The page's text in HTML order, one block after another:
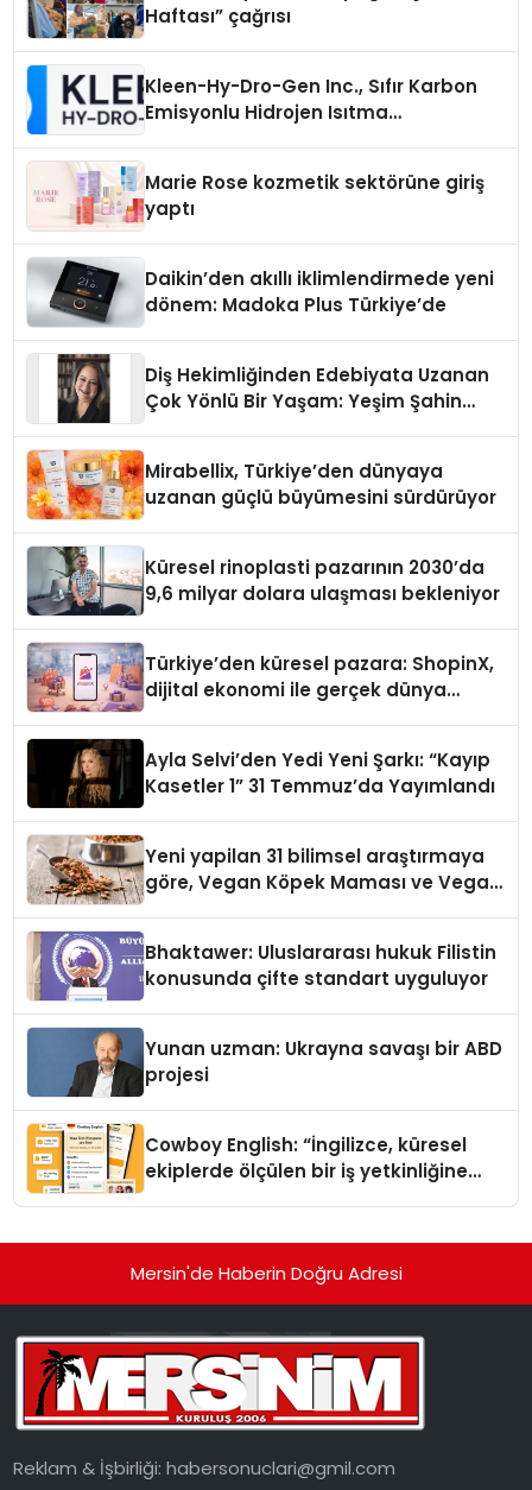
Haftası” çağrısı
Kleen-Hy-Dro-Gen Inc., Sıfır Karbon
Emisyonlu Hidrojen Isıtma
Marie Rose kozmetik sektörüne giriş
yaptı
Daikin’den akıllı iklimlendirmede yeni
dönem: Madoka Plus Türkiye’de
Diş Hekimliğinden Edebiyata Uzanan
Çok Yönlü Bir Yaşam: Yeşim Şahin
Mirabellix, Türkiye’den dünyaya
uzanan güçlü büyümesini sürdürüyor
Küresel rinoplasti pazarının 2030’da
9,6 milyar dolara ulaşması bekleniyor
Türkiye’den küresel pazara: ShopinX,
dijital ekonomi ile gerçek dünya
Ayla Selvi’den Yedi Yeni Şarkı: “Kayıp
Kasetler 1” 31 Temmuz’da Yayımlandı
Yeni yapilan 31 bilimsel araştırmaya
göre, Vegan Köpek Maması ve Vegan
Bhaktawer: Uluslararası hukuk Filistin
konusunda çifte standart uyguluyor
Yunan uzman: Ukrayna savaşı bir ABD
projesi
Cowboy English: “İngilizce, küresel
ekiplerde ölçülen bir iş yetkinliğine
Mersin'de Haberin Doğru Adresi
Reklam & İşbirliği:habersonuclari@gmil.com